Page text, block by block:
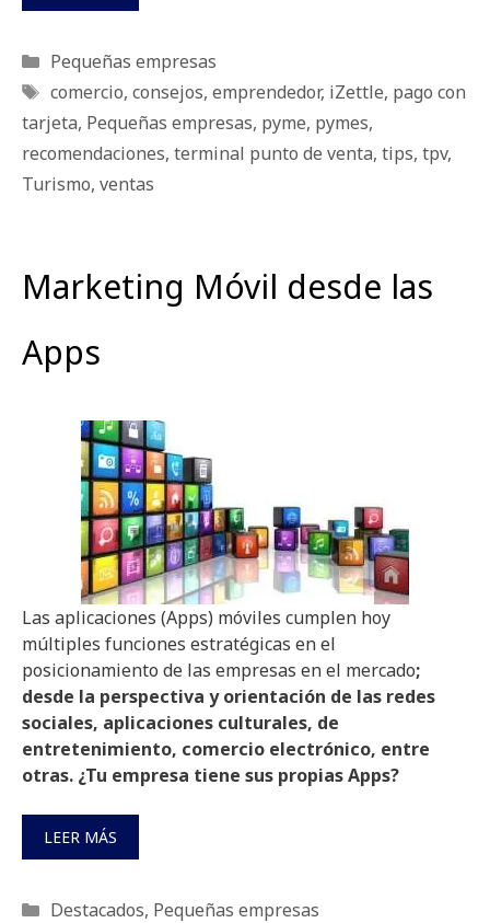
Categorías
Pequeñas empresas
Etiquetas
comercio, consejos, emprendedor, iZettle, pago con
tarjeta, Pequeñas empresas, pyme, pymes,
recomendaciones, terminal punto de venta, tips, tpv,
Turismo, ventas
Marketing Móvil desde las
Apps
Las aplicaciones (Apps) móviles cumplen hoy
múltiples funciones estratégicas en el
posicionamiento de las empresas en el mercado;
desde la perspectiva y orientación de las redes
sociales, aplicaciones culturales, de
entretenimiento, comercio electrónico, entre
otras. ¿Tu empresa tiene sus propias Apps?
LEER MÁS
Categorías
Destacados, Pequeñas empresas